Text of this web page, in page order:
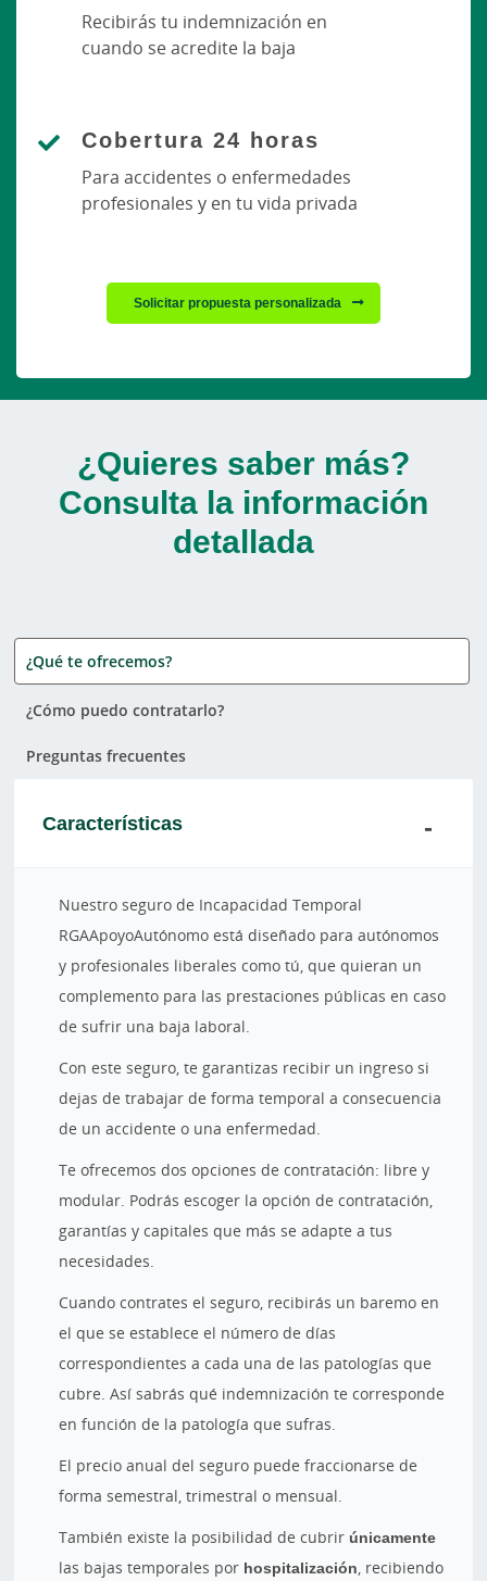
Recibirás tu indemnización en
cuando se acredite la baja
Cobertura 24 horas
Para accidentes o enfermedades
profesionales y en tu vida privada
Solicitar propuesta personalizada
¿Quieres saber más?
Consulta la información
detallada
¿Qué te ofrecemos?
¿Cómo puedo contratarlo?
Preguntas frecuentes
Características
Nuestro seguro de Incapacidad Temporal
RGAApoyoAutónomo está diseñado para autónomos
y profesionales liberales como tú, que quieran un
complemento para las prestaciones públicas en caso
de sufrir una baja laboral.
Con este seguro, te garantizas recibir un ingreso si
dejas de trabajar de forma temporal a consecuencia
de un accidente o una enfermedad.
Te ofrecemos dos opciones de contratación: libre y
modular. Podrás escoger la opción de contratación,
garantías y capitales que más se adapte a tus
necesidades.
Cuando contrates el seguro, recibirás un baremo en
el que se establece el número de días
correspondientes a cada una de las patologías que
cubre. Así sabrás qué indemnización te corresponde
en función de la patología que sufras.
El precio anual del seguro puede fraccionarse de
forma semestral, trimestral o mensual.
También existe la posibilidad de cubrir únicamente
las bajas temporales por hospitalización, recibiendo